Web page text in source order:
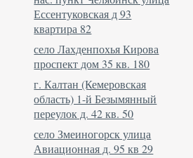
Ессентуковская д 93
квартира 82
село Лахденпохья Кирова
проспект дом 35 кв. 180
г. Калтан (Кемеровская
область) 1-й Безымянный
переулок д. 42 кв. 50
село Змеиногорск улица
Авиационная д. 95 кв 29